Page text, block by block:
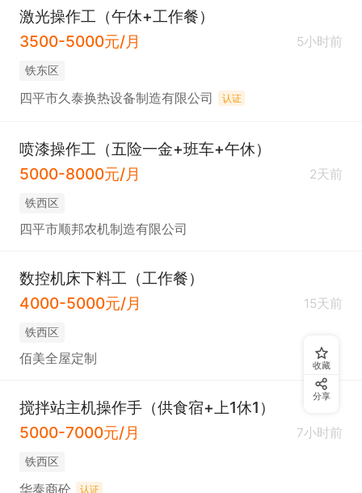
激光操作工（午休+工作餐）
3500-5000元/月
5小时前
铁东区
四平市久泰换热设备制造有限公司 认证
喷漆操作工（五险一金+班车+午休）
5000-8000元/月
2天前
铁西区
四平市顺邦农机制造有限公司
数控机床下料工（工作餐）
4000-5000元/月
15天前
铁西区
佰美全屋定制
搅拌站主机操作手（供食宿+上1休1）
5000-7000元/月
7小时前
铁西区
华泰商砼 认证
收藏
分享